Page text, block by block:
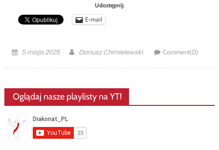
Udostępnij:
E-mail
Posted
5 maja 2025 Author
Dariusz Chmielewski Comment(0)
Oglądaj nasze playlisty na YT!